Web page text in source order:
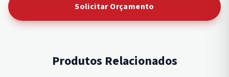
Solicitar Orçamento
Produtos Relacionados